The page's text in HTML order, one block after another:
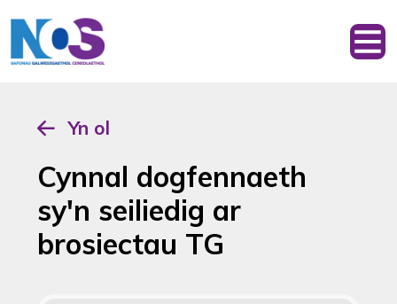
Yn ol
Cynnal dogfennaeth
sy'n seiliedig ar
brosiectau TG